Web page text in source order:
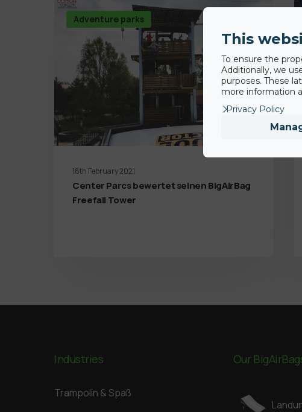
Adventure parks
18th February 2021
Center Parcs bewertet seinen BigAirBag
Freefall Tower
Industries
Trampolin & Spaß
Our
This
To ensure the
Additionally, we
purposes. These
more information
Privacy Policy